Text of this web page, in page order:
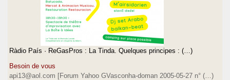
Ràdio País · ReGasPros : La Tinda. Quelques principes : (…)
Besoin de vous
api13@aol.com [Forum Yahoo GVasconha-doman 2005-05-27 n° (…)